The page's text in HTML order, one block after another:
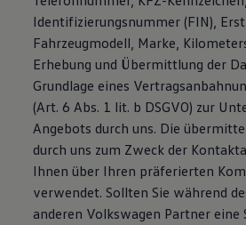
Identifizierungsnummer (FIN),
Fahrzeugmodell, Marke,
Erhebung und Übermittlung der
Grundlage eines
(Art. 6 Abs. 1 lit. b DSGVO) zur
Angebots durch uns. Die
durch uns zum Zweck der
Ihnen über Ihren präferierten
verwendet. Sollten Sie während
anderen Volkswagen Partner eine